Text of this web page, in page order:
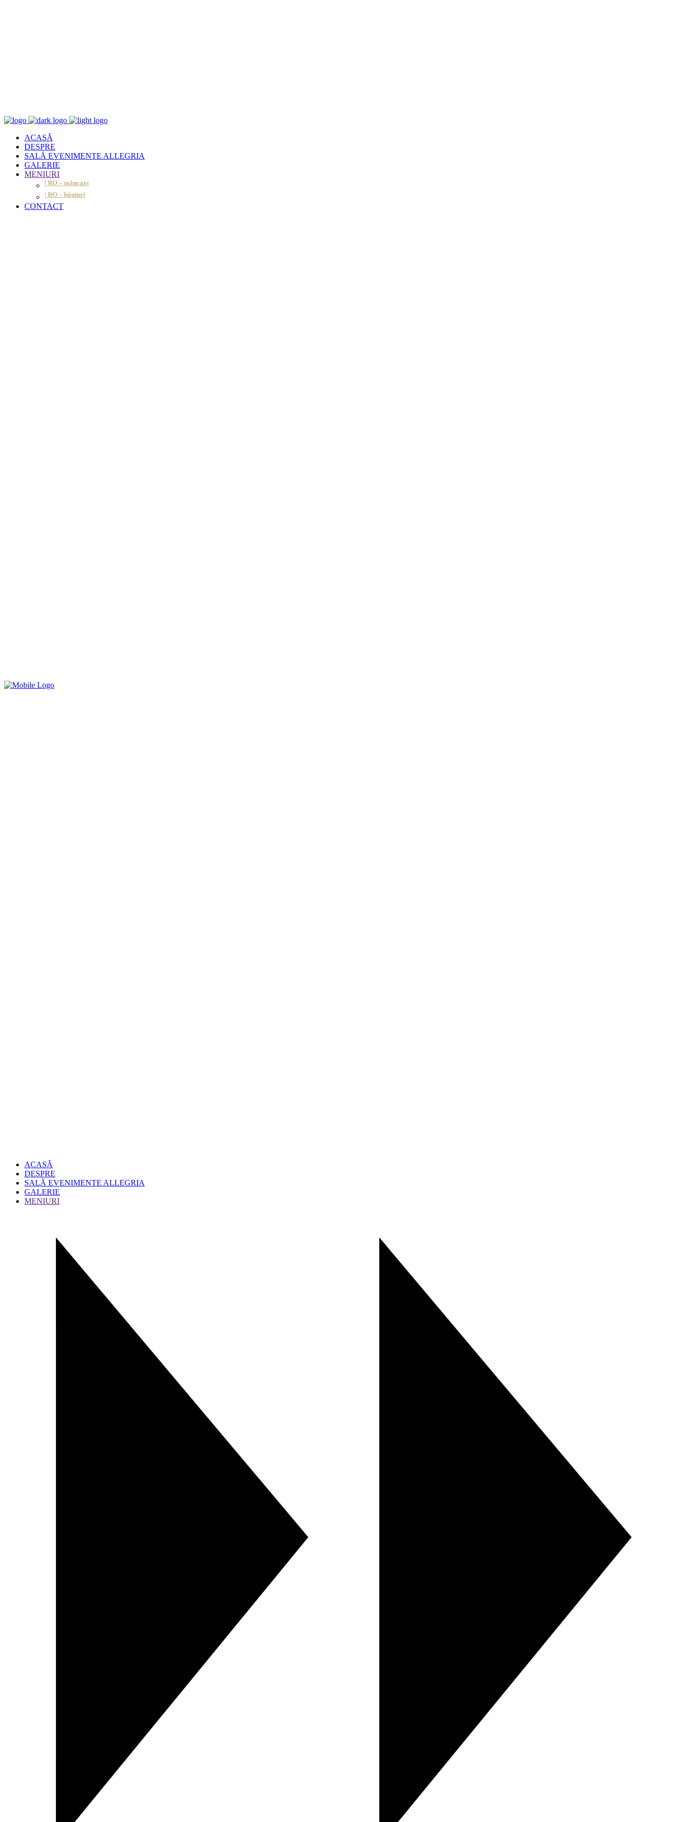
ACASĂ
DESPRE
SALĂ EVENIMENTE ALLEGRIA
GALERIE
MENIURI
| RO – mâncare
| RO – băuturi
CONTACT
ACASĂ
DESPRE
SALĂ EVENIMENTE ALLEGRIA
GALERIE
MENIURI